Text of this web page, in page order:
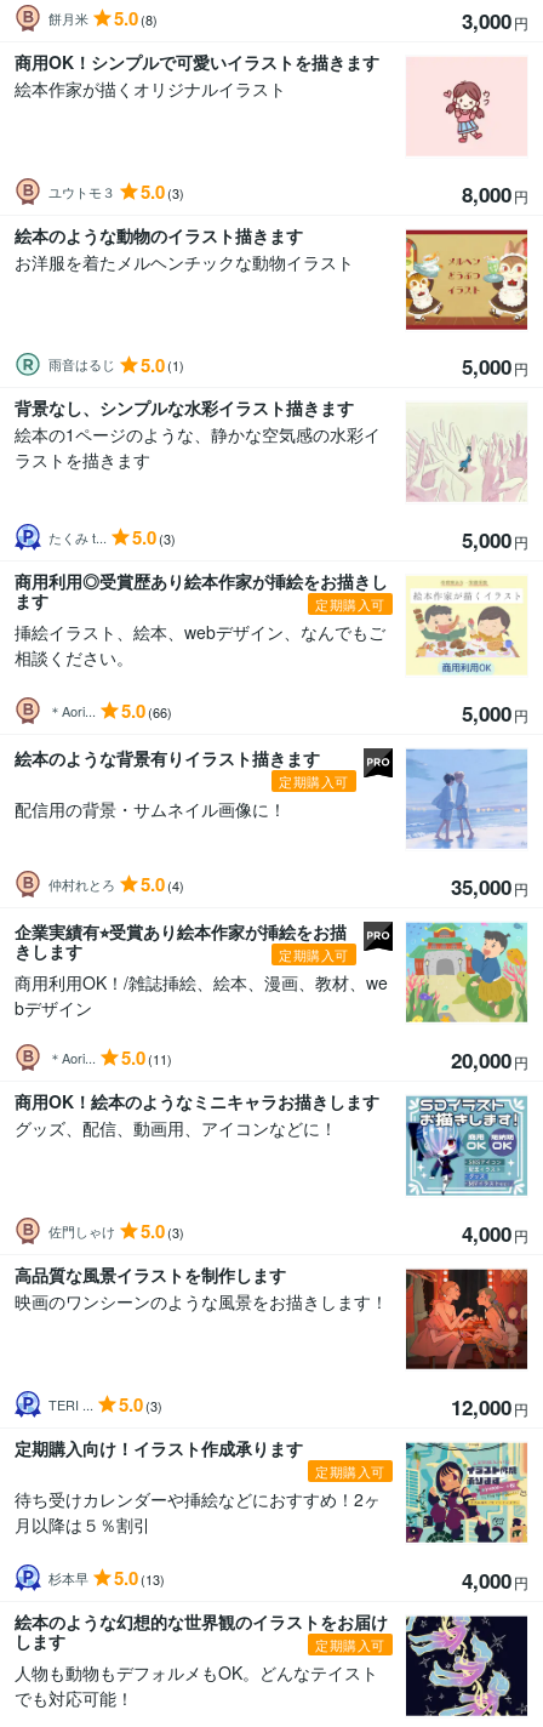
餅月米 5.0(8) 3,000円
商用OK！シンプルで可愛いイラストを描きます
絵本作家が描くオリジナルイラスト
ユウトモ３ 5.0(3) 8,000円
絵本のような動物のイラスト描きます
お洋服を着たメルヘンチックな動物イラスト
雨音はるじ 5.0(1) 5,000円
背景なし、シンプルな水彩イラスト描きます
絵本の1ページのような、静かな空気感の水彩イ
ラストを描きます
たくみ t... 5.0(3) 5,000円
商用利用◎受賞歴あり絵本作家が挿絵をお描きし
ます
定期購入可
挿絵イラスト、絵本、webデザイン、なんでもご
相談ください。
＊Aori... 5.0(66) 5,000円
絵本のような背景有りイラスト描きます
定期購入可
配信用の背景・サムネイル画像に！
仲村れとろ 5.0(4) 35,000円
企業実績有⭐︎受賞あり絵本作家が挿絵をお描
きします
定期購入可
商用利用OK！/雑誌挿絵、絵本、漫画、教材、we
bデザイン
＊Aori... 5.0(11) 20,000円
商用OK！絵本のようなミニキャラお描きします
グッズ、配信、動画用、アイコンなどに！
佐門しゃけ 5.0(3) 4,000円
高品質な風景イラストを制作します
映画のワンシーンのような風景をお描きします！
TERI ... 5.0(3) 12,000円
定期購入向け！イラスト作成承ります
定期購入可
待ち受けカレンダーや挿絵などにおすすめ！2ヶ
月以降は５％割引
杉本早 5.0(13) 4,000円
絵本のような幻想的な世界観のイラストをお届け
します
定期購入可
人物も動物もデフォルメもOK。どんなテイスト
でも対応可能！